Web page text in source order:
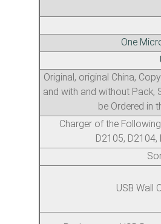
One
Original, original China,
and with and without Pack,
be Ordered in
Charger of the
D2105,
USB Wall